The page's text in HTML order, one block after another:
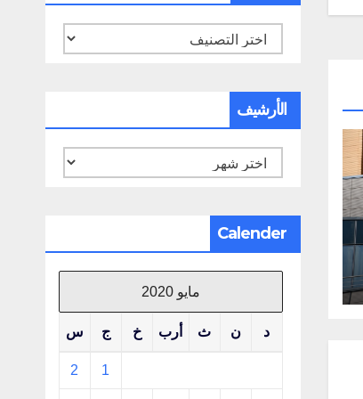
تصنيفات
الأرشيف
الأرشيف
Calender
مايو 2020
د ن ث أرب خ ج س
1
2